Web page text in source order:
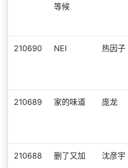
等候
210690 NEI 热因子
210689 家的味道 庞龙
210688 删了又加 沈彦宇